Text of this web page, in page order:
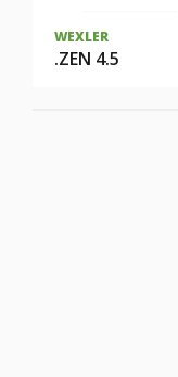
WEXLER
.ZEN 4.5